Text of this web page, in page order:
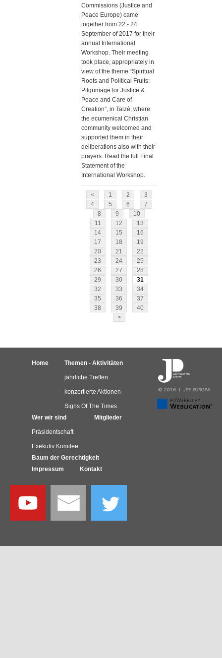
Commissions (Justice and
Peace Europe) came
together from 22 - 24
September of 2017 for their
annual International
Workshop. Their meeting
took place, appropriately in
view of the theme “Spiritual
Roots and Political Fruits:
Pilgrimage for Justice &
Peace and Care of
Creation”, in Taizé, where
the ecumenical Christian
community welcomed and
supported them in their
deliberations also with their
prayers. Read the full Final
Statement of the
International Workshop.
< 1 2
3
4
5 6
7
8
9
10
11
12
13
14
15
16
17
18
19
20
21
22
23
24
25
26
27
28
29
30
31
32
33
34
35
36
37
38
39
40
>
Home Themen - Aktivitäten
jährliche Treffen
konzertierte Aktionen
Signs Of The Times
Wer wir sind
Präsidentschaft
Exekutiv Komitee
Mitglieder
Baum der Gerechtigkeit
Impressum
Kontakt